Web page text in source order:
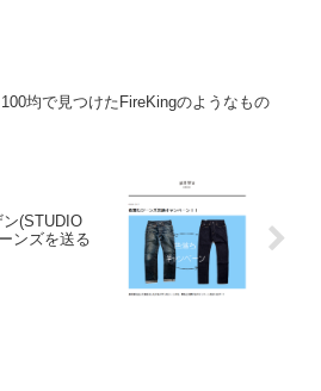
100均で見つけたFireKingのようなもの
(STUDIO
ンズを送る